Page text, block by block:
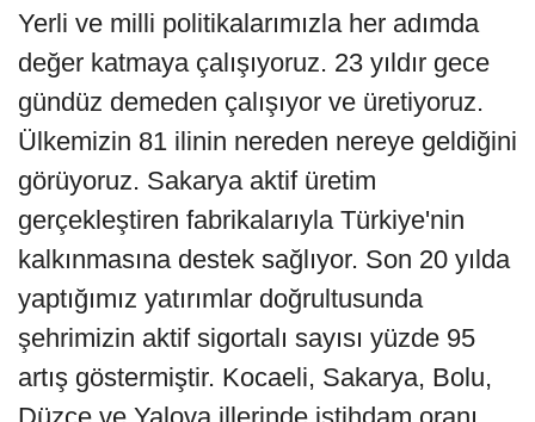
Yerli ve milli politikalarımızla her adımda
değer katmaya çalışıyoruz. 23 yıldır gece
gündüz demeden çalışıyor ve üretiyoruz.
Ülkemizin 81 ilinin nereden nereye geldiğini
görüyoruz. Sakarya aktif üretim
gerçekleştiren fabrikalarıyla Türkiye'nin
kalkınmasına destek sağlıyor. Son 20 yılda
yaptığımız yatırımlar doğrultusunda
şehrimizin aktif sigortalı sayısı yüzde 95
artış göstermiştir. Kocaeli, Sakarya, Bolu,